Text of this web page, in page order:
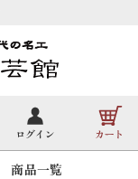
商品一覧